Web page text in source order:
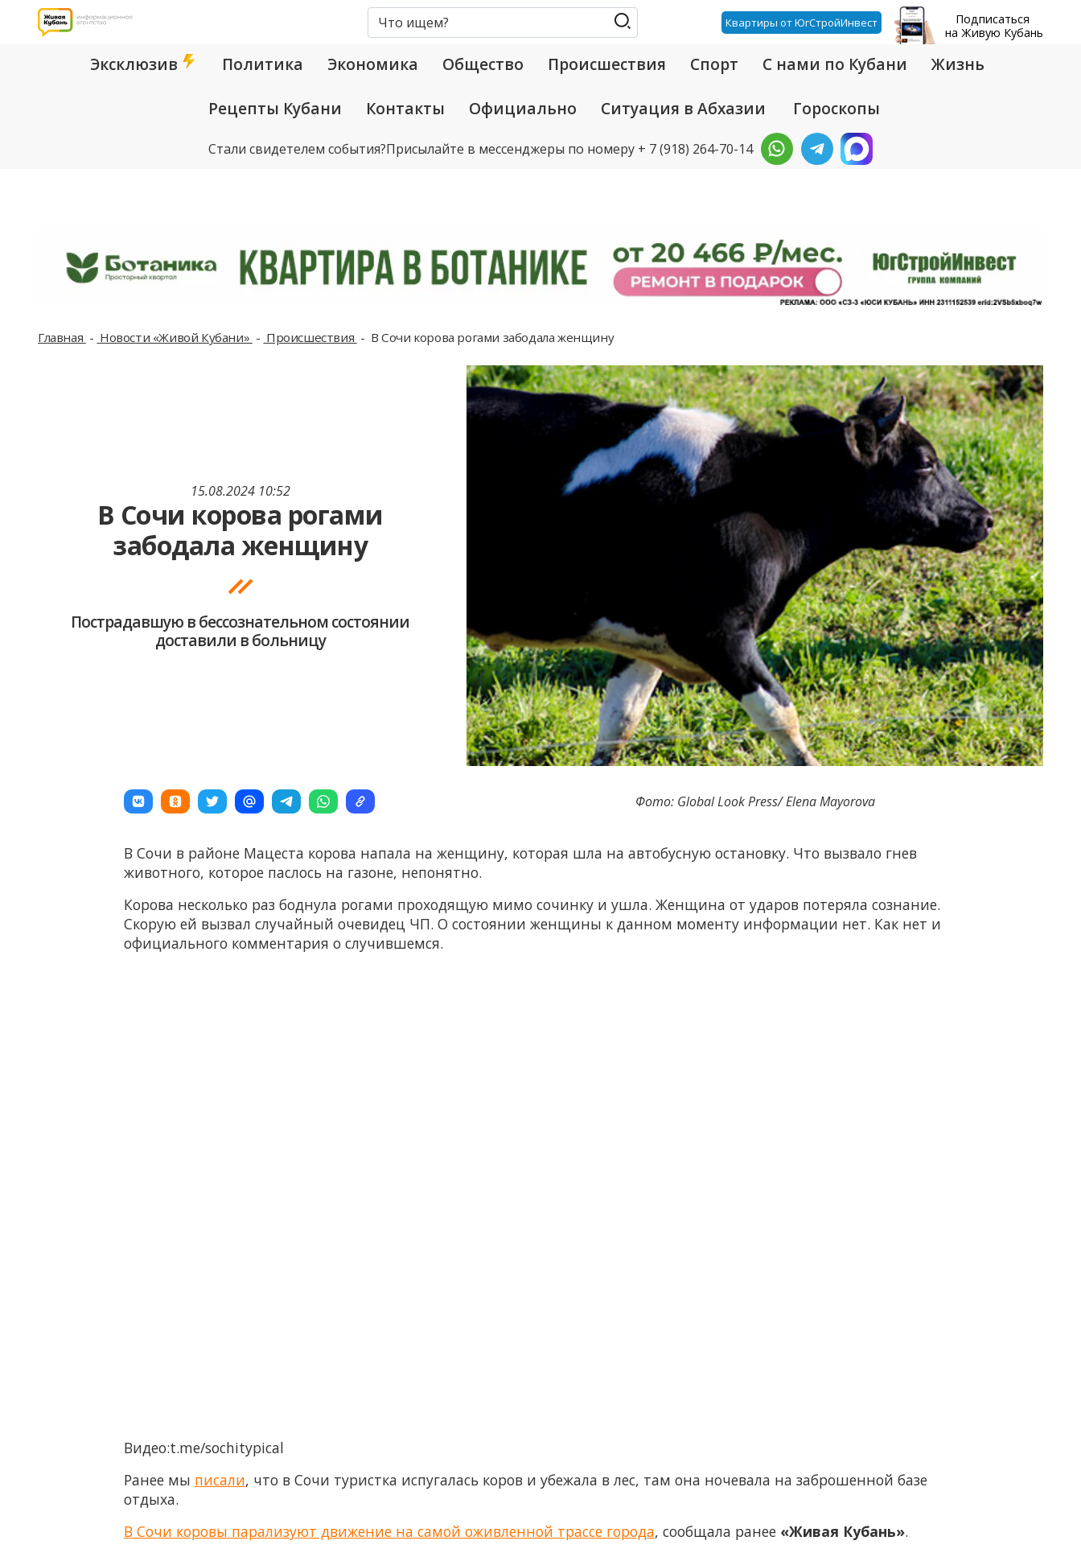
Квартиры от ЮгСтройИнвест
Подписаться
на Живую Кубань
Эксклюзив Политика Экономика Общество Происшествия Спорт С нами по Кубани Жизнь
Рецепты Кубани Контакты Официально Ситуация в Абхазии Гороскопы
Стали свидетелем события?Присылайте в мессенджеры по номеру + 7 (918) 264-70-14
Главная Новости «Живой Кубани» Происшествия В Сочи корова рогами забодала женщину
15.08.2024 10:52
В Сочи корова рогами
забодала женщину
Пострадавшую в бессознательном состоянии
доставили в больницу
Фото: Global Look Press/ Elena Mayorova
В Сочи в районе Мацеста корова напала на женщину, которая шла на автобусную остановку. Что вызвало гнев
животного, которое паслось на газоне, непонятно.
Корова несколько раз боднула рогами проходящую мимо сочинку и ушла. Женщина от ударов потеряла сознание.
Скорую ей вызвал случайный очевидец ЧП. О состоянии женщины к данном моменту информации нет. Как нет и
официального комментария о случившемся.
Видео:t.me/sochitypical
Ранее мы писали, что в Сочи туристка испугалась коров и убежала в лес, там она ночевала на заброшенной базе
отдыха.
В Сочи коровы парализуют движение на самой оживленной трассе города, сообщала ранее «Живая Кубань».